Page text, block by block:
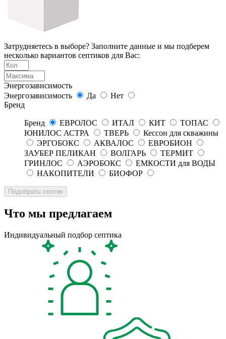
Затрудняетесь в выборе? Заполните данные и мы подберем
несколько вариантов септиков для Вас:
Энергозависимость
Энергозависимость
Да
Нет
Бренд
Бренд ЕВРОЛОС ИТАЛ КИТ
ТОПАС
ЮНИЛОС АСТРА
ТВЕРЬ
Кессон для скважины
ЭРГОБОКС
АКВАЛОС
ЕВРОБИОН
ЗАУБЕР ПЕЛИКАН
ВОЛГАРЬ
ТЕРМИТ
ГРИНЛОС
АЭРОБОКС
ЕМКОСТИ для ВОДЫ
НАКОПИТЕЛИ
БИОФОР
Что мы предлагаем
Индивидуальный подбор септика